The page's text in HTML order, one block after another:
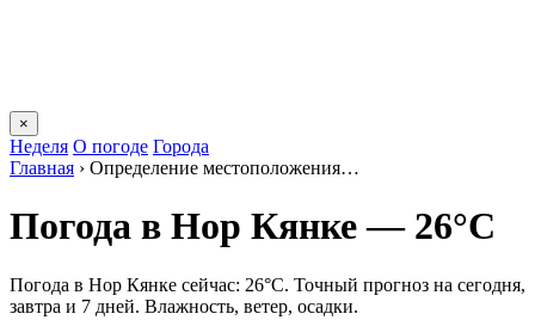
×
Неделя О погоде Города
Главная › Определение местоположения…
Погода в Нор Кянке — 26°C
Погода в Нор Кянке сейчас: 26°C. Точный прогноз на сегодня,
завтра и 7 дней. Влажность, ветер, осадки.